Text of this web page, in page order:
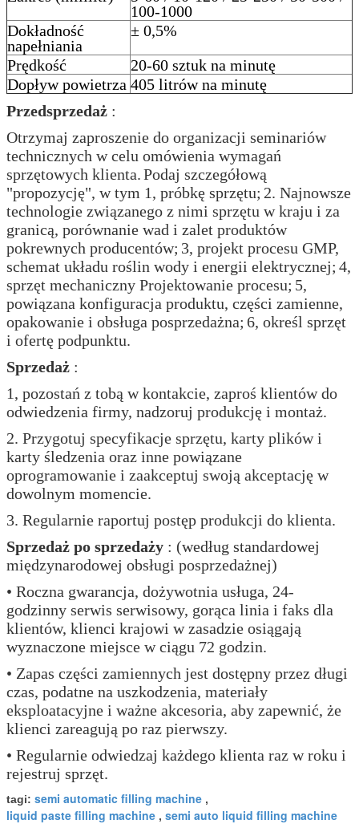
100-1000
Dokładność
napełniania
± 0,5%
Prędkość
20-60 sztuk na minutę
Dopływ powietrza 405 litrów na minutę
Przedsprzedaż :
Otrzymaj zaproszenie do organizacji seminariów
technicznych w celu omówienia wymagań
sprzętowych klienta.Podaj szczegółową
"propozycję", w tym 1, próbkę sprzętu; 2. Najnowsze
technologie związanego z nimi sprzętu w kraju i za
granicą, porównanie wad i zalet produktów
pokrewnych producentów; 3, projekt procesu GMP,
schemat układu roślin wody i energii elektrycznej; 4,
sprzęt mechaniczny Projektowanie procesu; 5,
powiązana konfiguracja produktu, części zamienne,
opakowanie i obsługa posprzedażna; 6, określ sprzęt
i ofertę podpunktu.
Sprzedaż :
1, pozostań z tobą w kontakcie, zaproś klientów do
odwiedzenia firmy, nadzoruj produkcję i montaż.
2. Przygotuj specyfikacje sprzętu, karty plików i
karty śledzenia oraz inne powiązane
oprogramowanie i zaakceptuj swoją akceptację w
dowolnym momencie.
3. Regularnie raportuj postęp produkcji do klienta.
Sprzedaż po sprzedaży : (według standardowej
międzynarodowej obsługi posprzedażnej)
• Roczna gwarancja, dożywotnia usługa, 24-
godzinny serwis serwisowy, gorąca linia i faks dla
klientów, klienci krajowi w zasadzie osiągają
wyznaczone miejsce w ciągu 72 godzin.
• Zapas części zamiennych jest dostępny przez długi
czas, podatne na uszkodzenia, materiały
eksploatacyjne i ważne akcesoria, aby zapewnić, że
klienci zareagują po raz pierwszy.
• Regularnie odwiedzaj każdego klienta raz w roku i
rejestruj sprzęt.
tagi: semi automatic filling machine ,
liquid paste filling machine , semi auto liquid filling machine